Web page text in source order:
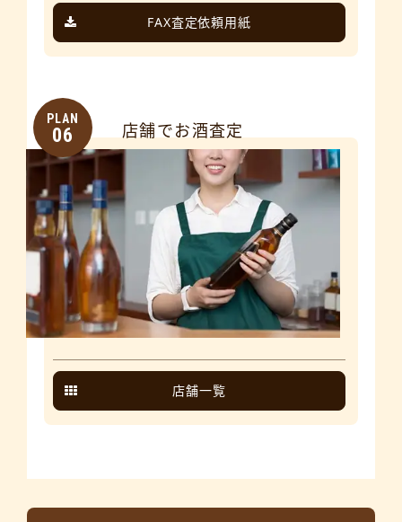
FAX査定依頼用紙
PLAN
06 店舗でお酒査定
店舗一覧